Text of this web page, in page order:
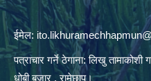
ईमेल:
पत्राचार गर्ने ठेगाना: लिखु तामाकोशी
धोबी बजार , रामेछाप।